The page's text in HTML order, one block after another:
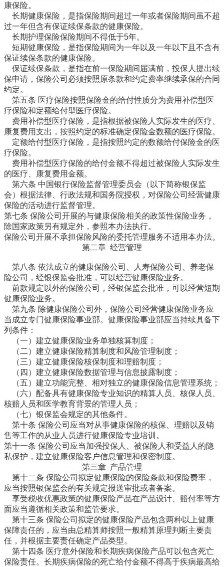
康保险。
长期健康保险，是指保险期间超过一年或者保险期间虽不超
过一年但含有保证续保条款的健康保险。
长期护理保险保险期间不得低于5年。
短期健康保险，是指保险期间为一年以及一年以下且不含有
保证续保条款的健康保险。
保证续保条款，是指在前一保险期间届满前，投保人提出续
保申请，保险公司必须按照原条款和约定费率继续承保的合同
约定。
第五条 医疗保险按照保险金的给付性质分为费用补偿型医
疗保险和定额给付型医疗保险。
费用补偿型医疗保险，是指根据被保险人实际发生的医疗、
康复费用支出，按照约定的标准确定保险金数额的医疗保险。
定额给付型医疗保险，是指按照约定的数额给付保险金的医
疗保险。
费用补偿型医疗保险的给付金额不得超过被保险人实际发生
的医疗、康复费用金额。
第六条 中国银行保险监督管理委员会（以下简称银保监
会）根据法律、行政法规和国务院授权，对保险公司经营健康
保险的活动进行监督管理。
第七条 保险公司开展的与健康保险相关的政策性保险业务，
除国家政策另有规定外，参照本办法执行。
保险公司开展不承担保险风险的委托管理服务不适用本办法。
第二章 经营管理
第八条 依法成立的健康保险公司、人寿保险公司、养老保
险公司，经银保监会批准，可以经营健康保险业务。
前款规定以外的保险公司，经银保监会批准，可以经营短期
健康保险业务。
第九条 除健康保险公司外，保险公司经营健康保险业务应
当成立专门健康保险事业部。健康保险事业部应当持续具备下
列条件：
（一）建立健康保险业务单独核算制度；
（二）建立健康保险精算制度和风险管理制度；
（三）建立健康保险核保制度和理赔制度；
（四）建立健康保险数据管理与信息披露制度；
（五）建立功能完整、相对独立的健康保险信息管理系统；
（六）配备具有健康保险专业知识的精算人员、核保人员、
核赔人员和医学教育背景的管理人员；
（七）银保监会规定的其他条件。
第十条 保险公司应当对从事健康保险的核保、理赔以及销
售等工作的从业人员进行健康保险专业培训。
第十一条 保险公司应当加强投保人、被保险人和受益人的隐
私保护，建立健康保险客户信息管理和保密制度。
第三章 产品管理
第十二条 保险公司拟定健康保险的保险条款和保险费率，
应当按照银保监会的有关规定报送审批或者备案。
享受税收优惠政策的健康保险产品在产品设计、赔付率等方
面应当遵循相关政策和监管要求。
第十三条 保险公司拟定的健康保险产品包含两种以上健康
保障责任的，应当由总精算师按照一般精算原理判断主要责
任，并根据主要责任确定产品类型。
第十四条 医疗意外保险和长期疾病保险产品可以包含死亡
保险责任。长期疾病保险的死亡给付金额不得高于疾病最高给